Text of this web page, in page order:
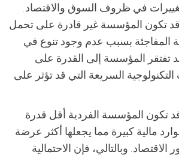
في ظروف السوق والاقتصاد.
تكون المؤسسة غير قادرة على تحمل
المفاجئة بسبب عدم وجود تنوع في
تفتقر المؤسسة إلى القدرة على
التكنولوجية السريعة التي قد تؤثر على
تكون المؤسسة الفردية أقل قدرة
مالية كبيرة مما يجعلها أكثر عرضة
الاقتصاد. وبالتالي، فإن الاحتمالية